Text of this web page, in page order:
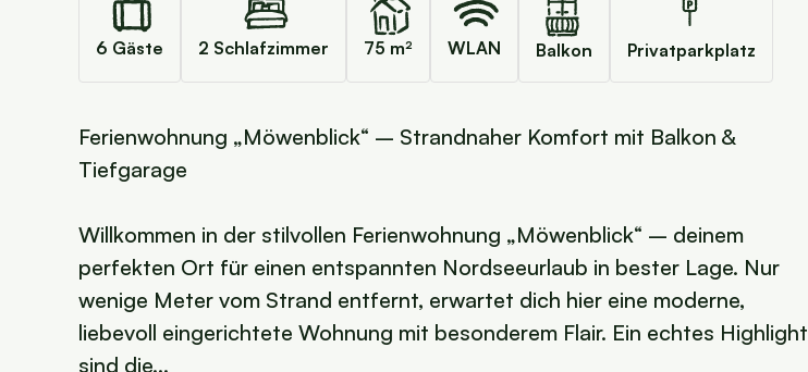
6 Gäste 2 Schlafzimmer 75 m² WLAN Balkon Privatparkplatz
Ferienwohnung „Möwenblick“ – Strandnaher Komfort mit Balkon &
Tiefgarage
Willkommen in der stilvollen Ferienwohnung „Möwenblick“ – deinem
perfekten Ort für einen entspannten Nordseeurlaub in bester Lage. Nur
wenige Meter vom Strand entfernt, erwartet dich hier eine moderne,
liebevoll eingerichtete Wohnung mit besonderem Flair. Ein echtes Highlight
sind die...